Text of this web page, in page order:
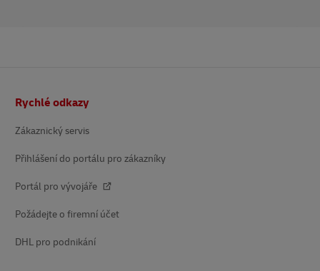
Rychlé odkazy
Zákaznický servis
Přihlášení do portálu pro zákazníky
Portál pro vývojáře
Požádejte o firemní účet
DHL pro podnikání